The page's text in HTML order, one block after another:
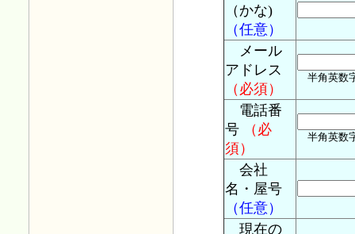
平成29年11
税務の情報
た。
平成29年08
実務blogに
平成28年11
実務blogに
金とは？を
（かな)
（任意）
メール
アドレス
（必須）
半角英数
電話番
号
（必
須）
半角英数
会社
名・屋号
（任意）
現在の